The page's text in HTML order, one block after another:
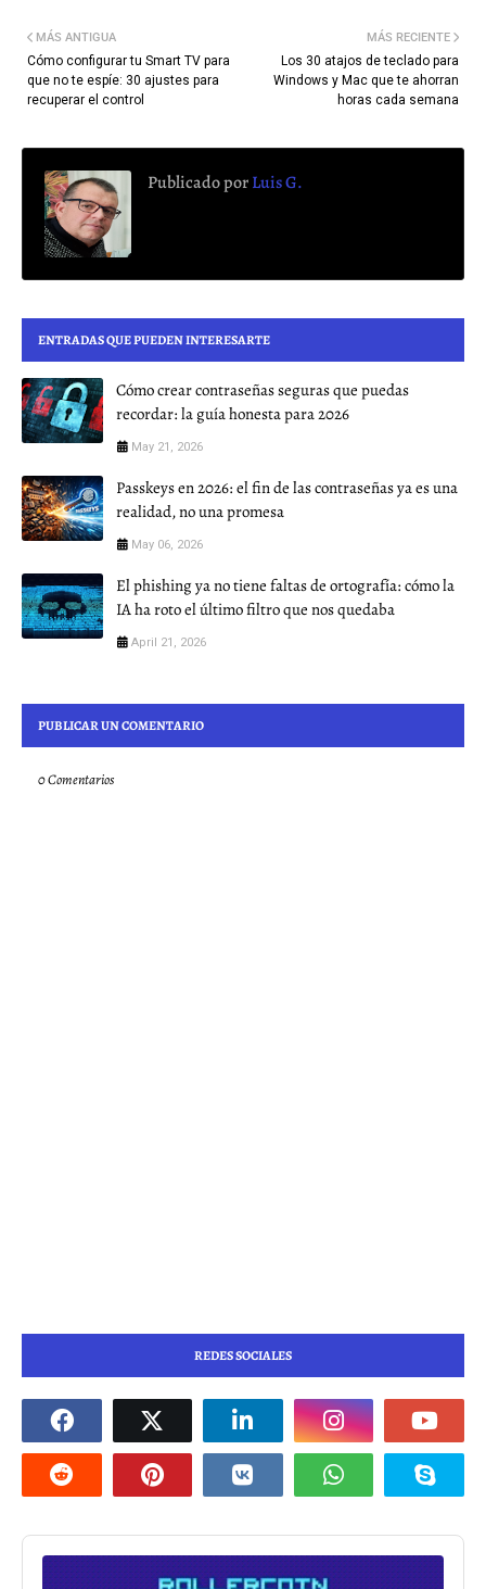
MÁS RECIENTE
Los 30 atajos de teclado para
Windows y Mac que te ahorran
horas cada semana
MÁS ANTIGUA
Cómo configurar tu Smart TV para
que no te espíe: 30 ajustes para
recuperar el control
Publicado porLuis G.
ENTRADAS QUE PUEDEN INTERESARTE
Cómo crear contraseñas seguras que puedas
recordar: la guía honesta para 2026
May 21, 2026
Passkeys en 2026: el fin de las contraseñas ya es una
realidad, no una promesa
May 06, 2026
El phishing ya no tiene faltas de ortografía: cómo la
IA ha roto el último filtro que nos quedaba
April 21, 2026
PUBLICAR UN COMENTARIO
0 Comentarios
REDES SOCIALES